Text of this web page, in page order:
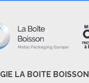
GIE LA BOITE BOISSON